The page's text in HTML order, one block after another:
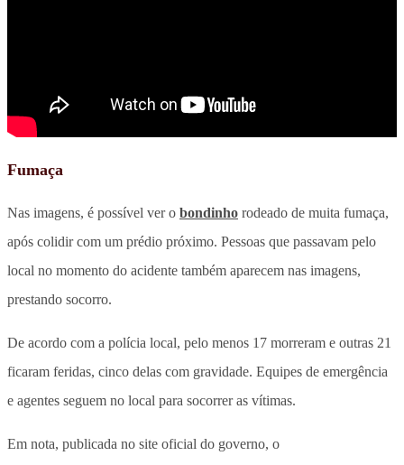
Fumaça
Nas imagens, é possível ver o bondinho rodeado de muita fumaça,
após colidir com um prédio próximo. Pessoas que passavam pelo
local no momento do acidente também aparecem nas imagens,
prestando socorro.
De acordo com a polícia local, pelo menos 17 morreram e outras 21
ficaram feridas, cinco delas com gravidade. Equipes de emergência
e agentes seguem no local para socorrer as vítimas.
Em nota, publicada no site oficial do governo, o